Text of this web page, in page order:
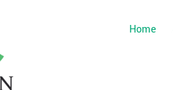
Home